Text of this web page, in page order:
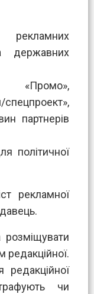
державних
«Промо»,
спецпроект»,
партнерів
політичної
рекламної
редакційної.
чи